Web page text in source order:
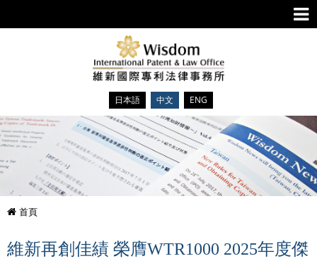
日本語 中文 ENG
首頁
維新再創佳績 榮膺WTR1000 2025年度傑